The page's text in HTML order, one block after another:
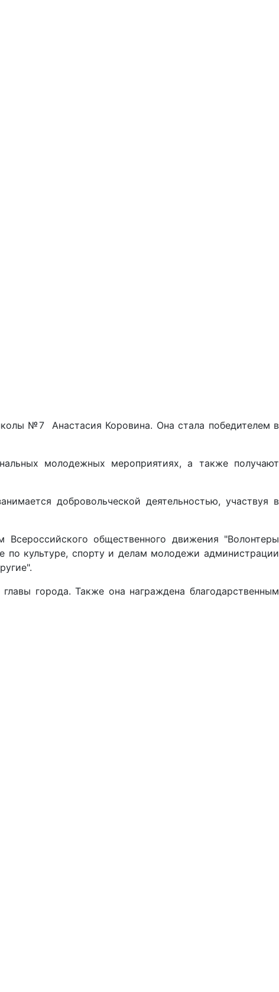
№7 Анастасия Коровина. Она стала победителем в
молодежных мероприятиях, а также получают
добровольческой деятельностью, участвуя в
общественного движения "Волонтеры
культуре, спорту и делам молодежи администрации
города. Также она награждена благодарственным